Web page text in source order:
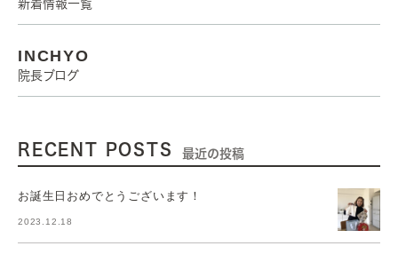
新着情報一覧
INCHYO
院長ブログ
RECENT POSTS 最近の投稿
お誕生日おめでとうございます！
2023.12.18